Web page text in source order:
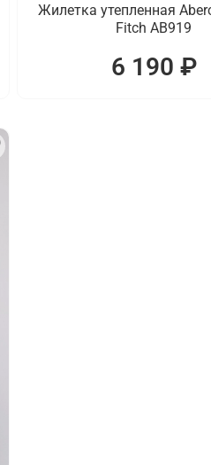
Жилетка утепленная
Fitch AB919
6 190 ₽